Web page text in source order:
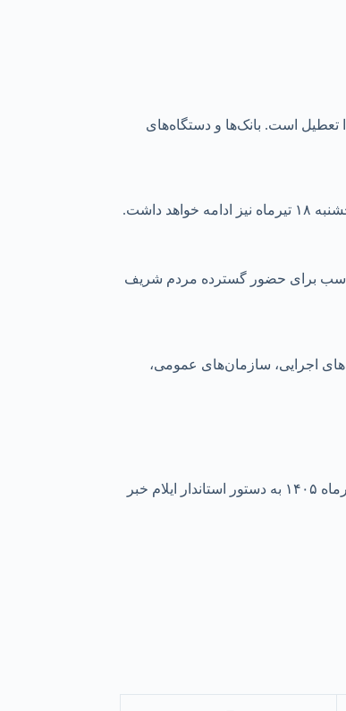
تعطیل است. بانک‌ها و دستگاه‌های
مناسب برای حضور گسترده مردم شریف
اجرایی، سازمان‌های عمومی،
معاون توسعه مدیریت و منابع استانداری ایلام از تعطیلی تمامی دستگاه‌های اجرایی، بانک‌ها، دانشگاه‌ها و مراکز آموزشی استان در روز چهارشنبه ۱۷ تیرماه ۱۴۰۵ به دستور استاندار ایلام خبر